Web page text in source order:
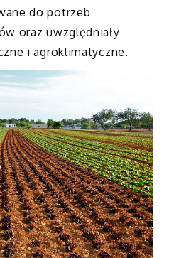
do potrzeb
oraz uwzględniały
i agroklimatyczne.